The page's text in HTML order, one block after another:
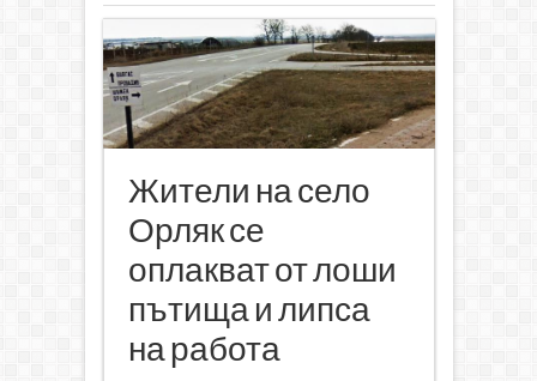
Жители на село
Орляк се
оплакват от лоши
пътища и липса
на работа